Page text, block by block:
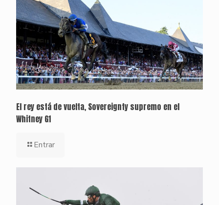
El rey está de vuelta, Sovereignty supremo en el
Whitney G1
Entrar